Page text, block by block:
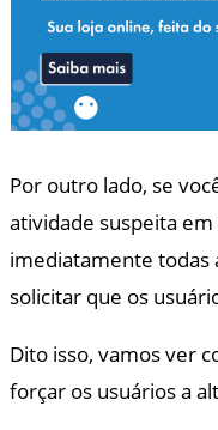
Por outro lado, se
atividade suspeita
imediatamente todas
solicitar que os
Dito isso, vamos ver
forçar os usuários a